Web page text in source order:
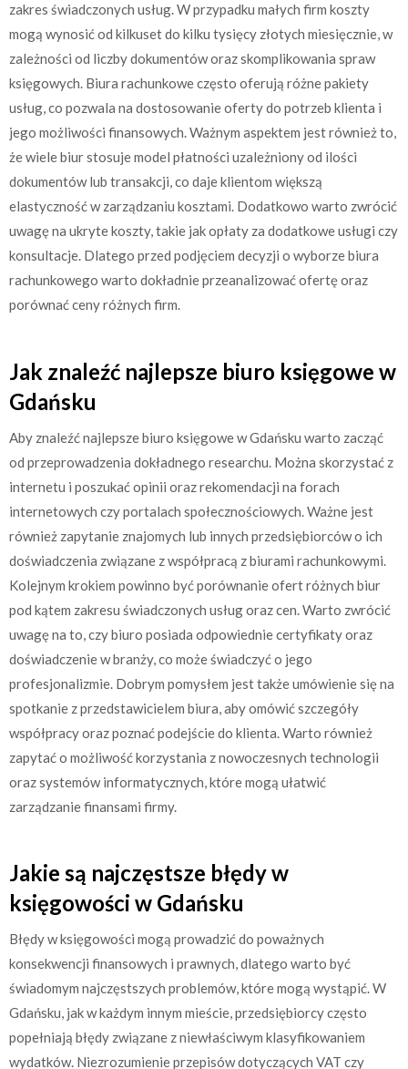
zakres świadczonych usług. W przypadku małych firm koszty
mogą wynosić od kilkuset do kilku tysięcy złotych miesięcznie, w
zależności od liczby dokumentów oraz skomplikowania spraw
księgowych. Biura rachunkowe często oferują różne pakiety
usług, co pozwala na dostosowanie oferty do potrzeb klienta i
jego możliwości finansowych. Ważnym aspektem jest również to,
że wiele biur stosuje model płatności uzależniony od ilości
dokumentów lub transakcji, co daje klientom większą
elastyczność w zarządzaniu kosztami. Dodatkowo warto zwrócić
uwagę na ukryte koszty, takie jak opłaty za dodatkowe usługi czy
konsultacje. Dlatego przed podjęciem decyzji o wyborze biura
rachunkowego warto dokładnie przeanalizować ofertę oraz
porównać ceny różnych firm.
Jak znaleźć najlepsze biuro księgowe w
Gdańsku
Aby znaleźć najlepsze biuro księgowe w Gdańsku warto zacząć
od przeprowadzenia dokładnego researchu. Można skorzystać z
internetu i poszukać opinii oraz rekomendacji na forach
internetowych czy portalach społecznościowych. Ważne jest
również zapytanie znajomych lub innych przedsiębiorców o ich
doświadczenia związane z współpracą z biurami rachunkowymi.
Kolejnym krokiem powinno być porównanie ofert różnych biur
pod kątem zakresu świadczonych usług oraz cen. Warto zwrócić
uwagę na to, czy biuro posiada odpowiednie certyfikaty oraz
doświadczenie w branży, co może świadczyć o jego
profesjonalizmie. Dobrym pomysłem jest także umówienie się na
spotkanie z przedstawicielem biura, aby omówić szczegóły
współpracy oraz poznać podejście do klienta. Warto również
zapytać o możliwość korzystania z nowoczesnych technologii
oraz systemów informatycznych, które mogą ułatwić
zarządzanie finansami firmy.
Jakie są najczęstsze błędy w
księgowości w Gdańsku
Błędy w księgowości mogą prowadzić do poważnych
konsekwencji finansowych i prawnych, dlatego warto być
świadomym najczęstszych problemów, które mogą wystąpić. W
Gdańsku, jak w każdym innym mieście, przedsiębiorcy często
popełniają błędy związane z niewłaściwym klasyfikowaniem
wydatków. Niezrozumienie przepisów dotyczących VAT czy